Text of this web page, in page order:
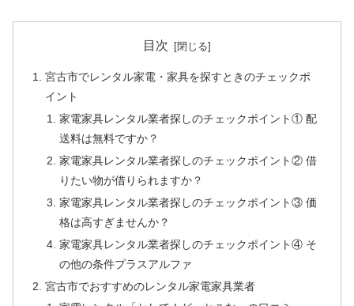
目次
宮古市でレンタル家電・家具を探すときのチェックポ
イント
家電家具レンタル業者探しのチェックポイント① 配
送料は無料ですか？
家電家具レンタル業者探しのチェックポイント② 借
りたい物が借りられますか？
家電家具レンタル業者探しのチェックポイント③ 価
格は高すぎませんか？
家電家具レンタル業者探しのチェックポイント④ そ
の他の条件プラスアルファ
宮古市でおすすめのレンタル家電家具業者